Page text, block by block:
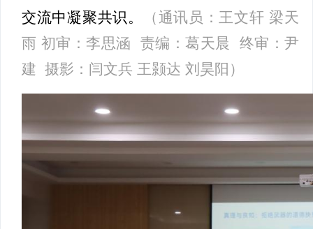
交流中凝聚共识。
（通讯员：王文轩 梁天
雨 初审：李思涵 责编：葛天晨 终审：尹
建 摄影：闫文兵 王颢达 刘昊阳）